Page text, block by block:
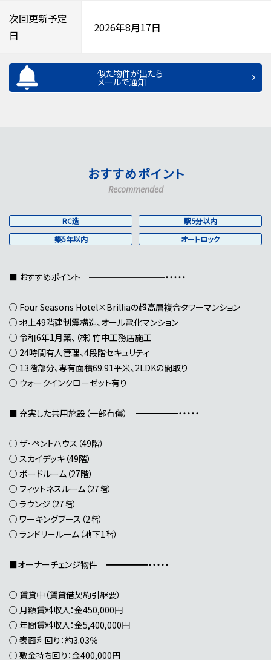
次回更新予定
日
2026年8月17日
似た物件が出たら
メールで通知
おすすめポイント
Recommended
RC造
駅5分以内
築5年以内
オートロック
■ おすすめポイント ━━━━━━━━━・・・・・
○ Four Seasons Hotel×Brilliaの超高層複合タワーマンション
○ 地上49階建制震構造、オール電化マンション
○ 令和6年1月築、（株）竹中工務店施工
○ 24時間有人管理、4段階セキュリティ
○ 13階部分、専有面積69.91平米、2LDKの間取り
○ ウォークインクローゼット有り
■ 充実した共用施設（一部有償） ━━━━━・・・・・
○ ザ・ペントハウス（49階）
○ スカイデッキ（49階）
○ ボードルーム（27階）
○ フィットネスルーム（27階）
○ ラウンジ（27階）
○ ワーキングブース（2階）
○ ランドリールーム（地下1階）
■オーナーチェンジ物件 ━━━━━・・・・・
○ 賃貸中（賃貸借契約引継要）
○ 月額賃料収入：金450,000円
○ 年間賃料収入：金5,400,000円
○ 表面利回り：約3.03％
○ 敷金持ち回り：金400,000円